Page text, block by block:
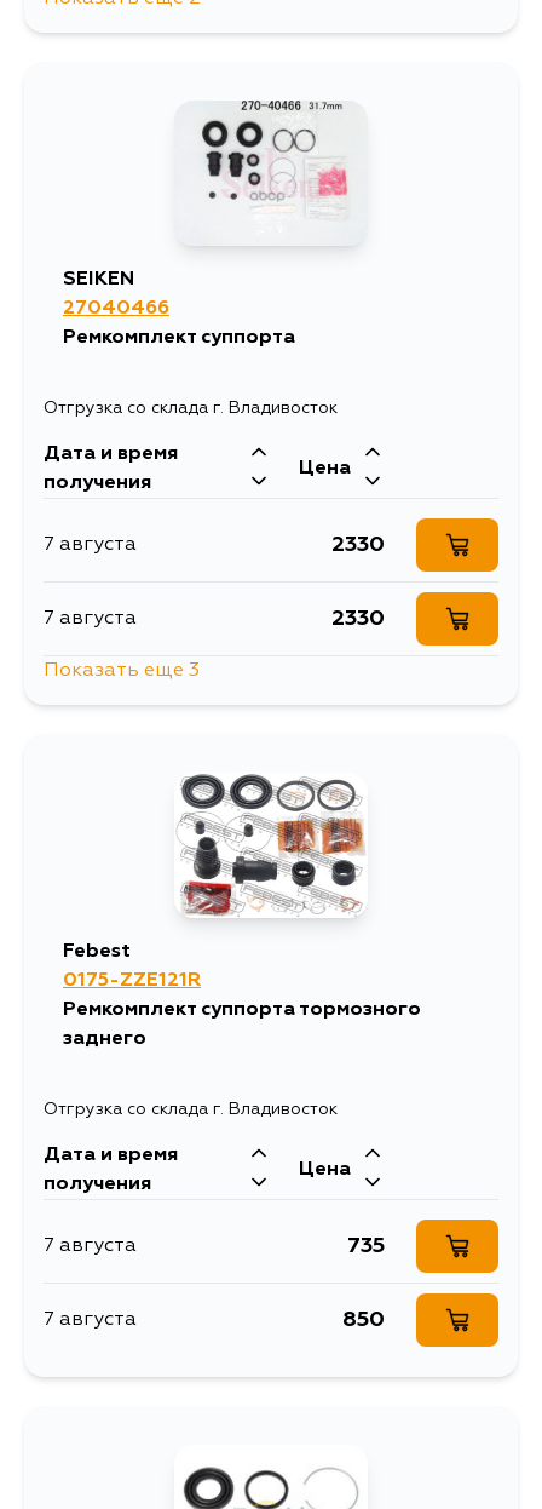
SEIKEN
27040466
Ремкомплект суппорта
Отгрузка со склада г. Владивосток
Дата и время
получения
Цена
7 августа 2330
7 августа 2330
3188
Показать еще 3
Febest
0175-ZZE121R
Ремкомплект суппорта тормозного
заднего
Отгрузка со склада г. Владивосток
Дата и время
получения
Цена
7 августа 735
7 августа 850